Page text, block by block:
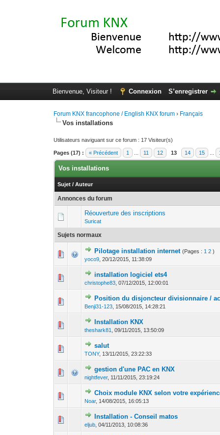
Bienvenue, Visiteur ! Connexion S’enregistrer
Forum KNX francophone / English KNX forum › Français
Vos installations
Utilisateurs naviguant sur ce forum : 17 Visiteur(s)
Pages (17) : « Précédent 1 11 12 13 14 15
Vos installations
Sujet /Auteur
Annonces du forum
Réouverture des inscriptions
Suricat
Sujets normaux
Pilotage installation internet (Pages : 1 2 )
yoco9 ,20/12/2015, 11:38:09
0 Votes - 0 sur 51
installation logiciel ets4
christophe83 ,07/12/2015, 12:00:01
Position du disjoncteur divisionnaire /
Benji31-123 15/08/2015, 14:28:21
0 Votes - 0 sur 512
Installation KNX
theshark81 ,09/11/2015, 13:50:09
salut
TONY, 13/11/2015, 23:22:33
gestion d'une PAC en KNX
nightfever, 11/11/2015, 23:19:24
0 Votes - 0 sur 5
Choix module KNX selon votre
Noar, 14/08/2015, 16:05:13
0 Votes - 0 sur 512
Installation - Conseil matos
eljub ,04/11/2013, 10:08:36
0 Votes - 0 sur 5